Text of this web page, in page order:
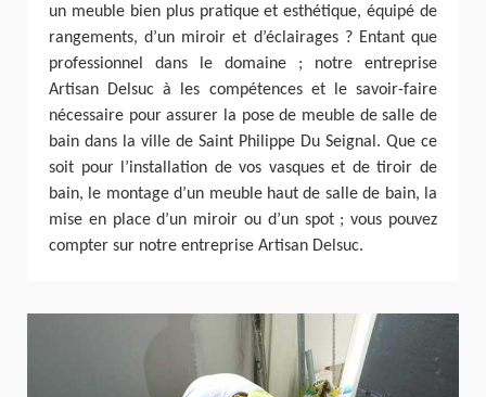
un meuble bien plus pratique et esthétique, équipé de
rangements, d’un miroir et d’éclairages ? Entant que
professionnel dans le domaine ; notre entreprise
Artisan Delsuc à les compétences et le savoir-faire
nécessaire pour assurer la pose de meuble de salle de
bain dans la ville de Saint Philippe Du Seignal. Que ce
soit pour l’installation de vos vasques et de tiroir de
bain, le montage d’un meuble haut de salle de bain, la
mise en place d’un miroir ou d’un spot ; vous pouvez
compter sur notre entreprise Artisan Delsuc.